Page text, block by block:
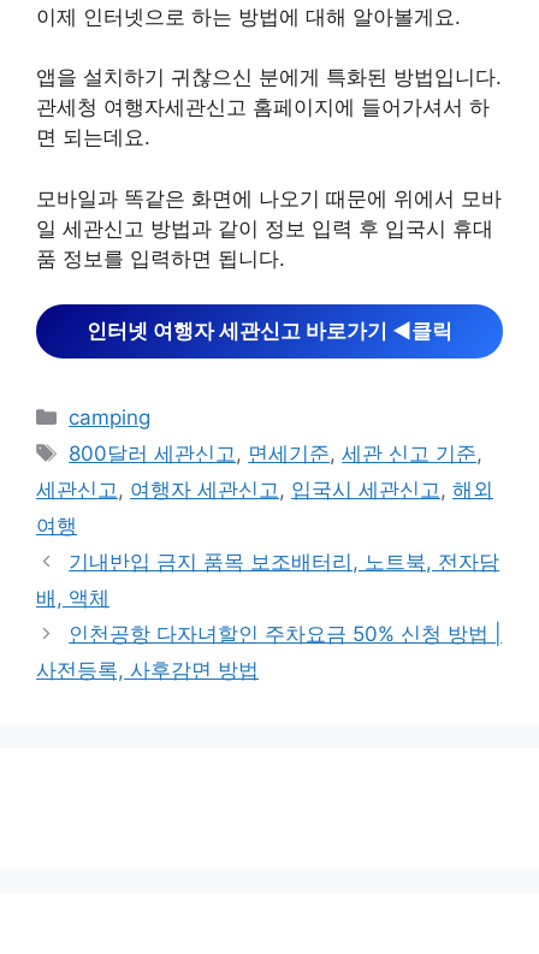
이제 인터넷으로 하는 방법에 대해 알아볼게요.
앱을 설치하기 귀찮으신 분에게 특화된 방법입니다.
관세청 여행자세관신고 홈페이지에 들어가셔서 하
면 되는데요.
모바일과 똑같은 화면에 나오기 때문에 위에서 모바
일 세관신고 방법과 같이 정보 입력 후 입국시 휴대
품 정보를 입력하면 됩니다.
인터넷 여행자 세관신고 바로가기 ◀︎클릭
카
테
리
camping
태
그
800달러 세관신고, 면세기준,세관 신고 기준,
세관신고, 여행자 세관신고, 입국시 세관신고, 해외
여행
기내반입 금지 품목 보조배터리, 노트북, 전자담
배, 액체
인천공항 다자녀할인 주차요금 50% 신청 방법 |
사전등록, 사후감면 방법